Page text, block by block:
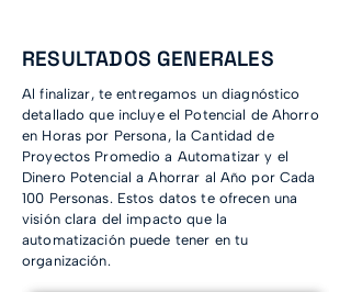
RESULTADOS GENERALES
Al finalizar, te entregamos un diagnóstico
detallado que incluye el Potencial de Ahorro
en Horas por Persona, la Cantidad de
Proyectos Promedio a Automatizar y el
Dinero Potencial a Ahorrar al Año por Cada
100 Personas. Estos datos te ofrecen una
visión clara del impacto que la
automatización puede tener en tu
organización.